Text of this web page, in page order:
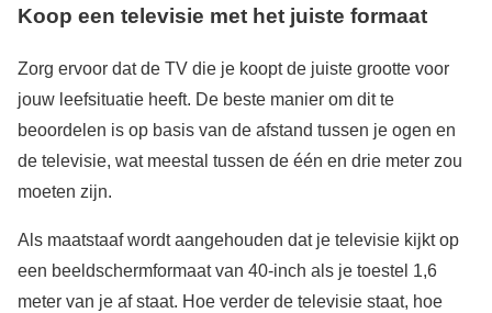
Koop een televisie met het juiste formaat
Zorg ervoor dat de TV die je koopt de juiste grootte voor
jouw leefsituatie heeft. De beste manier om dit te
beoordelen is op basis van de afstand tussen je ogen en
de televisie, wat meestal tussen de één en drie meter zou
moeten zijn.
Als maatstaaf wordt aangehouden dat je televisie kijkt op
een beeldschermformaat van 40-inch als je toestel 1,6
meter van je af staat. Hoe verder de televisie staat, hoe